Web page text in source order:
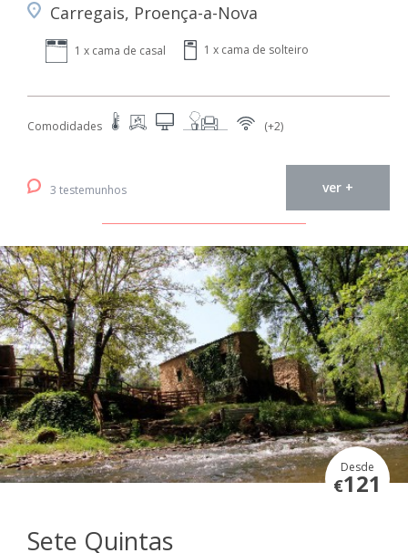
Carregais, Proença-a-Nova
1 x cama de casal 1 x cama de solteiro
Comodidades (+2)
3 testemunhos ver +
Desde
€121
Sete Quintas